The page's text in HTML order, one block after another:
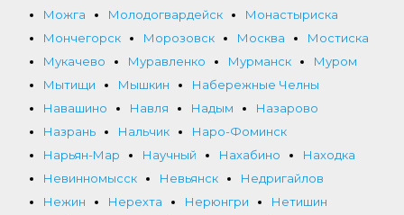
Можга
Молодогвардейск
Монастыриска
Мончегорск
Морозовск Москва
Мостиска
Мукачево
Муравленко Мурманск
Муром
Мытищи
Мышкин
Набережные Челны
Навашино
Навля Надым
Назарово
Назрань
Нальчик
Наро-Фоминск
Нарьян-Мар
Научный Нахабино
Находка
Невинномысск
Невьянск
Недригайлов
Нежин
Нерехта Нерюнгри
Нетишин